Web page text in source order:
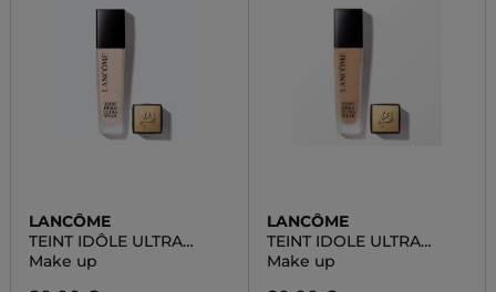
LANCÔME
TEINT IDÔLE ULTRA
WEAR
Make up
LANCÔME
TEINT IDOLE ULTRA
WEAR
Make up